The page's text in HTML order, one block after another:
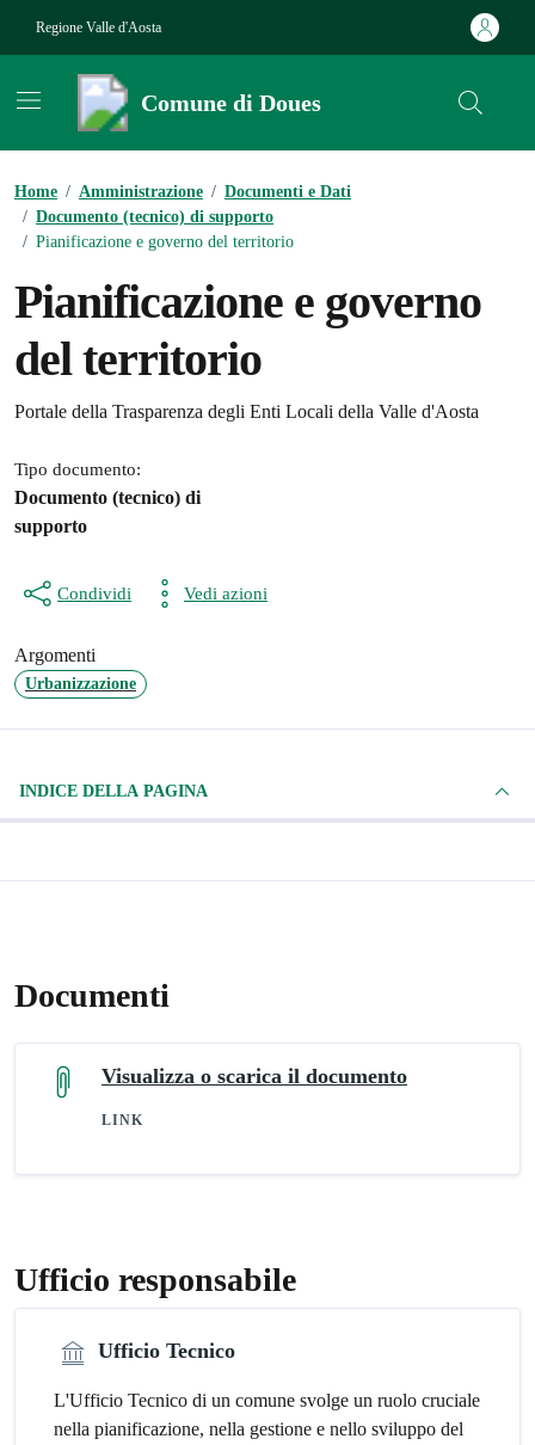
Regione Valle d'Aosta
Comune di Doues
Home / Amministrazione / Documenti e Dati
/ Documento (tecnico) di supporto
/ Pianificazione e governo del territorio
Pianificazione e governo
del territorio
Dettagli del documento
Portale della Trasparenza degli Enti Locali della Valle d'Aosta
Tipo documento:
Documento (tecnico) di
supporto
Condividi Vedi azioni
Argomenti
Urbanizzazione
INDICE DELLA PAGINA
Documenti
Visualizza o scarica il documento
LINK
Ufficio responsabile
Ufficio Tecnico
L'Ufficio Tecnico di un comune svolge un ruolo cruciale
nella pianificazione, nella gestione e nello sviluppo del